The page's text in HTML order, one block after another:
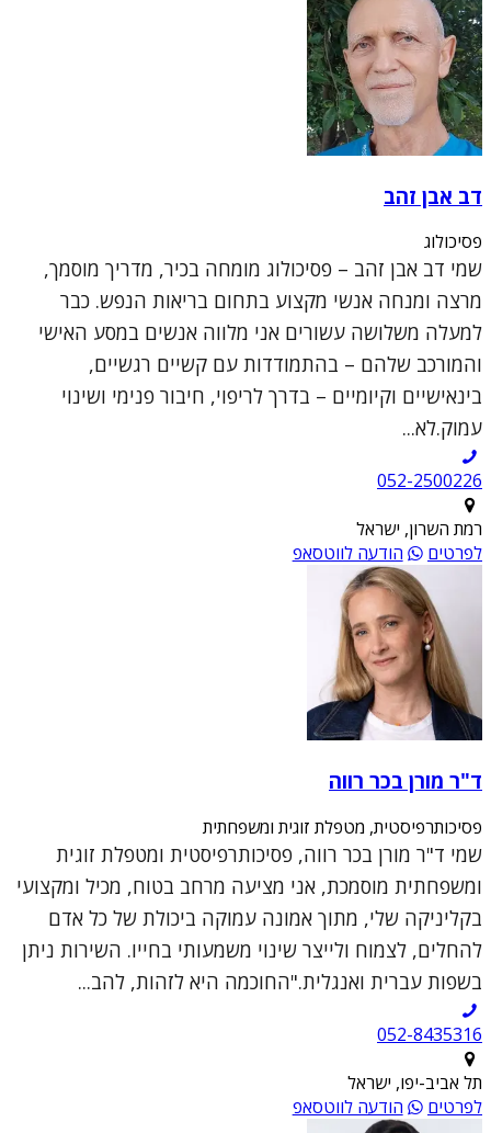
דב אבן זהב
פסיכולוג
שמי דב אבן זהב – פסיכולוג מומחה בכיר, מדריך מוסמך,
מרצה ומנחה אנשי מקצוע בתחום בריאות הנפש. כבר
למעלה משלושה עשורים אני מלווה אנשים במסע האישי
והמורכב שלהם – בהתמודדות עם קשיים רגשיים,
בינאישיים וקיומיים – בדרך לריפוי, חיבור פנימי ושינוי
עמוק.לא...
052-2500226
רמת השרון, ישראל
לפרטים
הודעה לווטסאפ
ד"ר מורן בכר רווה
פסיכותרפיסטית, מטפלת זוגית ומשפחתית
שמי ד"ר מורן בכר רווה, פסיכותרפיסטית ומטפלת זוגית
ומשפחתית מוסמכת, אני מציעה מרחב בטוח, מכיל ומקצועי
בקליניקה שלי, מתוך אמונה עמוקה ביכולת של כל אדם
להחלים, לצמוח ולייצר שינוי משמעותי בחייו. השירות ניתן
בשפות עברית ואנגלית."החוכמה היא לזהות, להב...
052-8435316
תל אביב-יפו, ישראל
לפרטים
הודעה לווטסאפ